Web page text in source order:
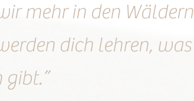
mehr in den Wäldern
dich lehren, was
gibt.”